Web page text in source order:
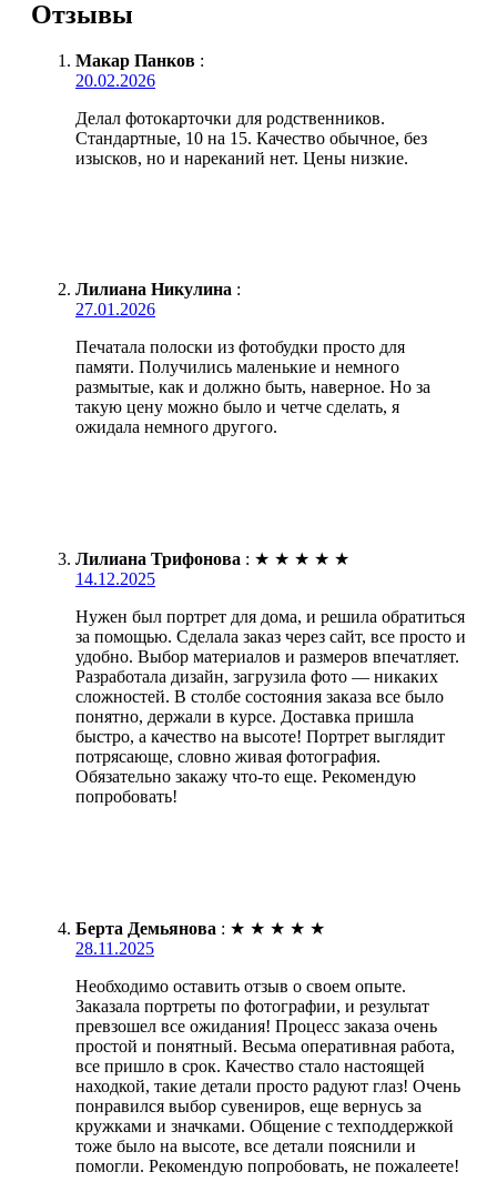
Отзывы
Макар Панков :
20.02.2026
Делал фотокарточки для родственников.
Стандартные, 10 на 15. Качество обычное, без
изысков, но и нареканий нет. Цены низкие.
Лилиана Никулина :
27.01.2026
Печатала полоски из фотобудки просто для
памяти. Получились маленькие и немного
размытые, как и должно быть, наверное. Но за
такую цену можно было и четче сделать, я
ожидала немного другого.
Лилиана Трифонова : ★ ★ ★ ★ ★
14.12.2025
Нужен был портрет для дома, и решила обратиться
за помощью. Сделала заказ через сайт, все просто и
удобно. Выбор материалов и размеров впечатляет.
Разработала дизайн, загрузила фото — никаких
сложностей. В столбе состояния заказа все было
понятно, держали в курсе. Доставка пришла
быстро, а качество на высоте! Портрет выглядит
потрясающе, словно живая фотография.
Обязательно закажу что-то еще. Рекомендую
попробовать!
Берта Демьянова : ★ ★ ★ ★ ★
28.11.2025
Необходимо оставить отзыв о своем опыте.
Заказала портреты по фотографии, и результат
превзошел все ожидания! Процесс заказа очень
простой и понятный. Весьма оперативная работа,
все пришло в срок. Качество стало настоящей
находкой, такие детали просто радуют глаз! Очень
понравился выбор сувениров, еще вернусь за
кружками и значками. Общение с техподдержкой
тоже было на высоте, все детали пояснили и
помогли. Рекомендую попробовать, не пожалеете!